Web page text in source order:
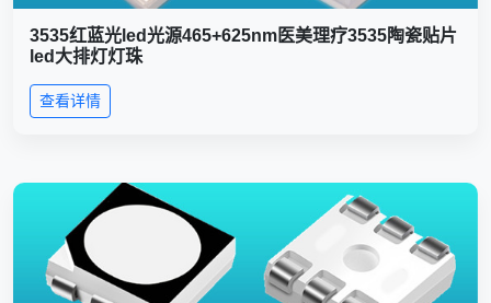
3535红蓝光led光源465+625nm医美理疗3535陶瓷贴片
led大排灯灯珠
查看详情